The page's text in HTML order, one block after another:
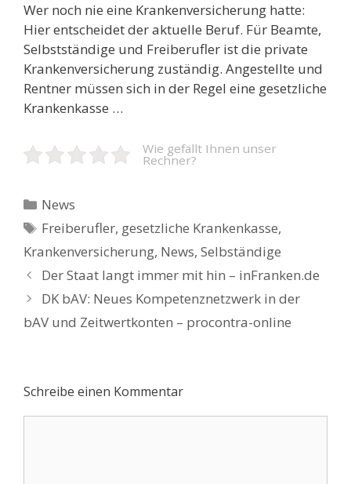
Wer noch nie eine Krankenversicherung hatte:
Hier entscheidet der aktuelle Beruf. Für Beamte,
Selbstständige und Freiberufler ist die private
Krankenversicherung zuständig. Angestellte und
Rentner müssen sich in der Regel eine gesetzliche
Krankenkasse …
Wie gefällt Ihnen unser
Rechner?
Kategorien
News
Schlagwörter
Freiberufler, gesetzliche Krankenkasse,
Krankenversicherung, News, Selbständige
Beitrags-
Navigation
Der Staat langt immer mit hin – inFranken.de
DK bAV: Neues Kompetenznetzwerk in der
bAV und Zeitwertkonten – procontra-online
Schreibe einen Kommentar